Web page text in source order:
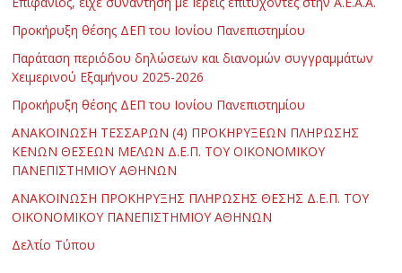
Προκήρυξη θέσης ΔΕΠ του Ιονίου Πανεπιστημίου
Παράταση περιόδου δηλώσεων και διανομών συγγραμμάτων
Χειμερινού Εξαμήνου 2025-2026
Προκήρυξη θέσης ΔΕΠ του Ιονίου Πανεπιστημίου
ΑΝΑΚΟΙΝΩΣΗ ΤΕΣΣΑΡΩΝ (4) ΠΡΟΚΗΡΥΞΕΩΝ ΠΛΗΡΩΣΗΣ
ΚΕΝΩΝ ΘΕΣΕΩΝ ΜΕΛΩΝ Δ.Ε.Π. ΤΟΥ ΟΙΚΟΝΟΜΙΚΟΥ
ΠΑΝΕΠΙΣΤΗΜΙΟΥ ΑΘΗΝΩΝ
ΑΝΑΚΟΙΝΩΣΗ ΠΡΟΚΗΡΥΞΗΣ ΠΛΗΡΩΣΗΣ ΘΕΣΗΣ Δ.Ε.Π. ΤΟΥ
ΟΙΚΟΝΟΜΙΚΟΥ ΠΑΝΕΠΙΣΤΗΜΙΟΥ ΑΘΗΝΩΝ
Δελτίο Τύπου